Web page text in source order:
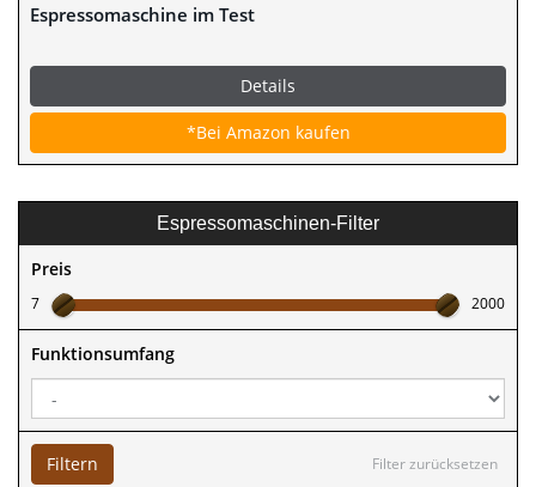
Espressomaschine im Test
Details
*Bei Amazon kaufen
Espressomaschinen-Filter
Preis
7 2000
Funktionsumfang
Filter zurücksetzen
Filtern